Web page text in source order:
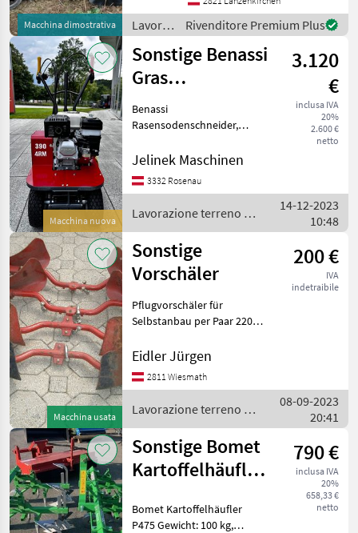
Macchina dimostrativa
Überlastsicherung -
einstellbare Beg
Lavorazione
terreno
/
Horizon
Rivenditore Premium Plus
Macchina nuova
Sonstige Benassi
Gras
Sodenschneider
L 390
3.120
€
inclusa IVA
20%
2.600 €
netto
Benassi
Rasensodenschneider,
Rasenschälmaschine mit
Kompakter, robuster und
Rasensodenschneider.
Extrem einfa
Jelinek Maschinen
3332 Rosenau
Lavorazione terreno /
Sonstige
14-12-2023
10:48
Macchina usata
Sonstige
Vorschäler
200 €
IVA
indetraibile
Pflugvorschäler für
Selbstanbau per Paar 220, --
Lavorazione terreno Altri
attrezzi per lavorazione
terreno
Eidler Jürgen
2811 Wiesmath
Lavorazione terreno /
Sonstige
08-09-2023
20:41
Sonstige Bomet
Kartoffelhäufler
790 €
inclusa IVA
20%
658,33 €
netto
Bomet Kartoffelhäufler
P475 Gewicht: 100 kg,